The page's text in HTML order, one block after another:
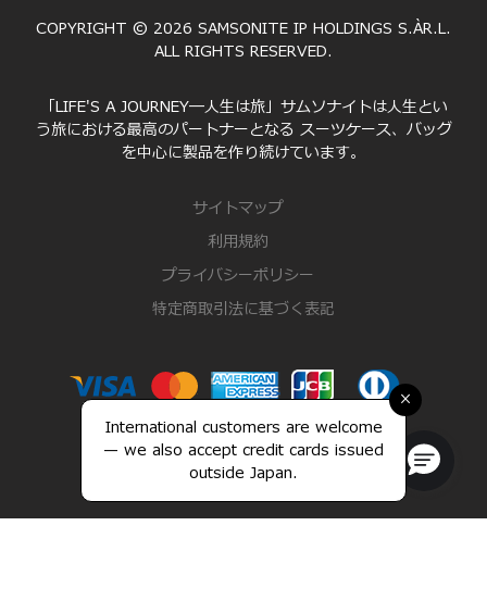
×
International customers are welcome
— we also accept credit cards issued
outside Japan.
COPYRIGHT © 2026 SAMSONITE IP HOLDINGS S.ÀR.L.
ALL RIGHTS RESERVED.
「LIFE'S A JOURNEY―人生は旅」サムソナイトは人生とい
う旅における最高のパートナーとなる スーツケース、バッグ
を中心に製品を作り続けています。
サイトマップ
利用規約
プライバシーポリシー
特定商取引法に基づく表記